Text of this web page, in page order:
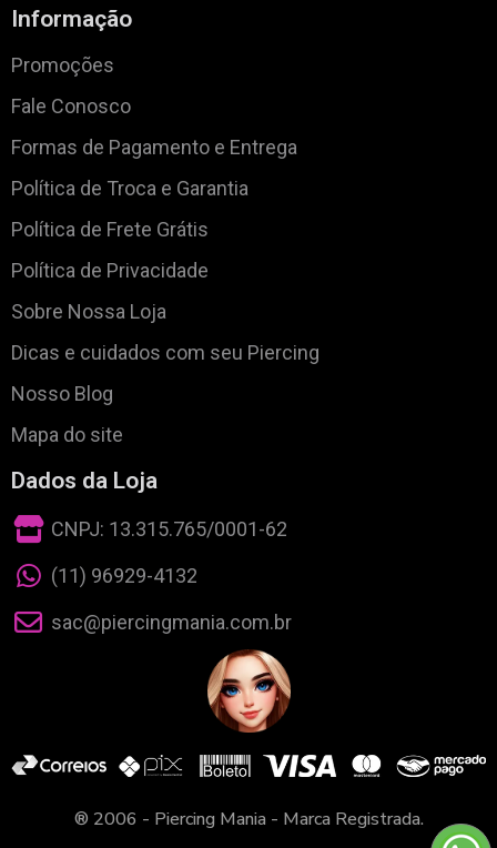
Informação
Promoções
Fale Conosco
Formas de Pagamento e Entrega
Política de Troca e Garantia
Política de Frete Grátis
Política de Privacidade
Sobre Nossa Loja
Dicas e cuidados com seu Piercing
Nosso Blog
Mapa do site
Dados da Loja
CNPJ: 13.315.765/0001-62
(11) 96929-4132
sac@piercingmania.com.br
® 2006 - Piercing Mania - Marca Registrada.